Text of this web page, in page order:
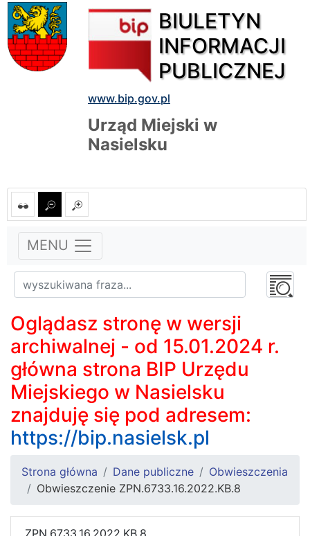
BIULETYN
INFORMACJI
PUBLICZNEJ
www.bip.gov.pl
Urząd Miejski w
Nasielsku
MENU
Oglądasz stronę w wersji
archiwalnej - od 15.01.2024 r.
główna strona BIP Urzędu
Miejskiego w Nasielsku
znajduję się pod adresem:
https://bip.nasielsk.pl
Strona główna Dane publiczne
Obwieszczenia
Obwieszczenie ZPN.6733.16.2022.KB.8